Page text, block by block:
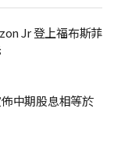
Jr 登上福布斯菲
中期股息相等於